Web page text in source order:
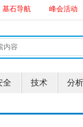
基石导航 峰会活动
全 技术 分析